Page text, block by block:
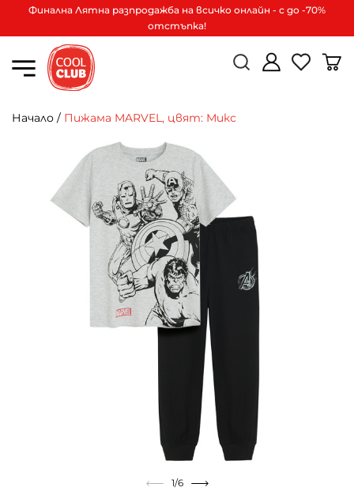
Финална Лятна разпродажба на всичко онлайн - с до -70%
отстъпка!
Начало / Пижама MARVEL, цвят: Микс
1/6